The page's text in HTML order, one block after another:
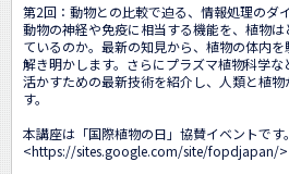
第2回：動物との比較で迫る、情報処理のダ
動物の神経や免疫に相当する機能を、植物
ているのか。最新の知見から、植物の体内
解き明かします。さらにプラズマ植物科学な
活かすための最新技術を紹介し、人類と植
す。
本講座は「国際植物の日」協賛イベントです。
<https://sites.google.com/site/fopdjapan/>